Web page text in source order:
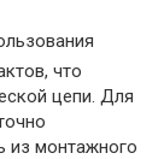
что
цепи. Для
из монтажного